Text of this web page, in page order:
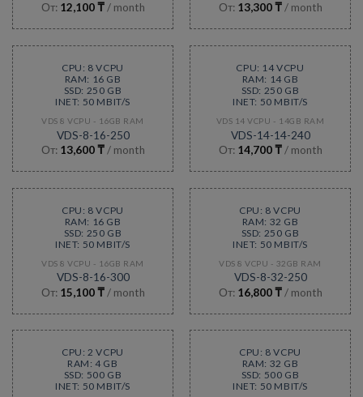
От: 12,100₸ / month
От: 13,300₸ / month
CPU: 8 VCPU
RAM: 16 GB
SSD: 250 GB
INET: 50 MBIT/S
VDS 8 VCPU - 16GB RAM
VDS-8-16-250
От: 13,600₸ / month
CPU: 14 VCPU
RAM: 14 GB
SSD: 250 GB
INET: 50 MBIT/S
VDS 14 VCPU - 14GB RAM
VDS-14-14-240
От: 14,700₸ / month
CPU: 8 VCPU
RAM: 16 GB
SSD: 250 GB
INET: 50 MBIT/S
VDS 8 VCPU - 16GB RAM
VDS-8-16-300
От: 15,100₸ / month
CPU: 8 VCPU
RAM: 32 GB
SSD: 250 GB
INET: 50 MBIT/S
VDS 8 VCPU - 32GB RAM
VDS-8-32-250
От: 16,800₸ / month
CPU: 2 VCPU
RAM: 4 GB
SSD: 500 GB
INET: 50 MBIT/S
CPU: 8 VCPU
RAM: 32 GB
SSD: 500 GB
INET: 50 MBIT/S